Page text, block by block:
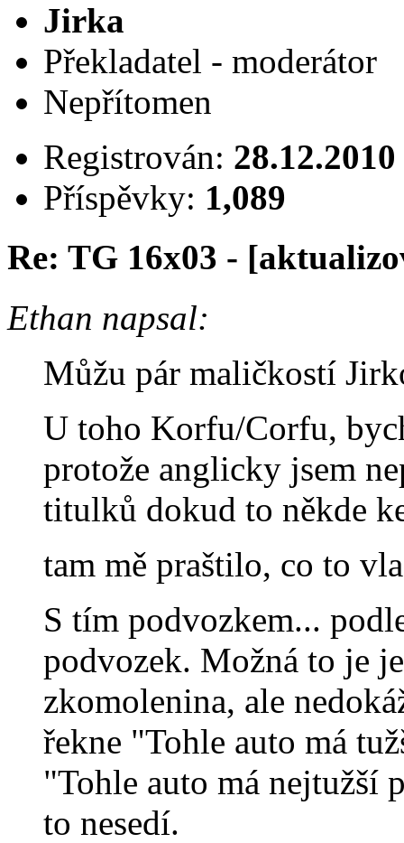
Jirka
Překladatel - moderátor
Nepřítomen
Registrován: 28.12.2010
Příspěvky: 1,089
Re: TG 16x03 -
Ethan napsal:
Můžu pár maličkostí
U toho Korfu/Corfu,
protože anglicky jsem
titulků dokud to někde
tam mě praštilo, co to
S tím podvozkem...
podvozek. Možná to je
zkomolenina, ale
řekne "Tohle auto má
"Tohle auto má nejtužší
to nesedí.